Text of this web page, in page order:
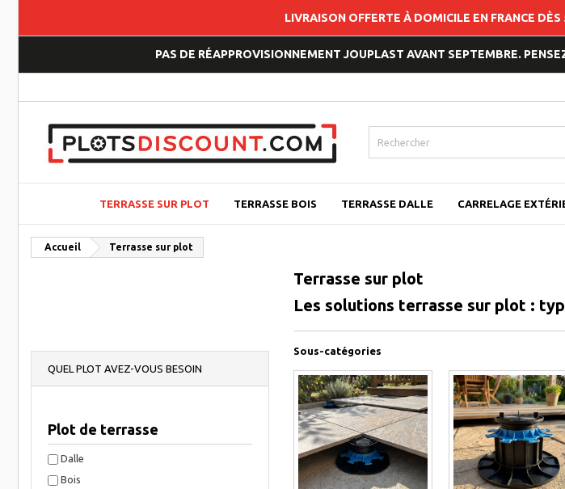
LIVRAISON OFFERTE À DOMICILE EN FRANCE
PAS DE RÉAPPROVISIONNEMENT JOUPLAST AVANT SEPTEMBRE.
TERRASSE SUR PLOT TERRASSE BOIS TERRASSE DALLE CARRELAGE
Accueil Terrasse sur plot
QUEL PLOT AVEZ-VOUS BESOIN
Plot de terrasse
Dalle
Bois
Terrasse sur plot
Les solutions terrasse sur plot :
Sous-catégories